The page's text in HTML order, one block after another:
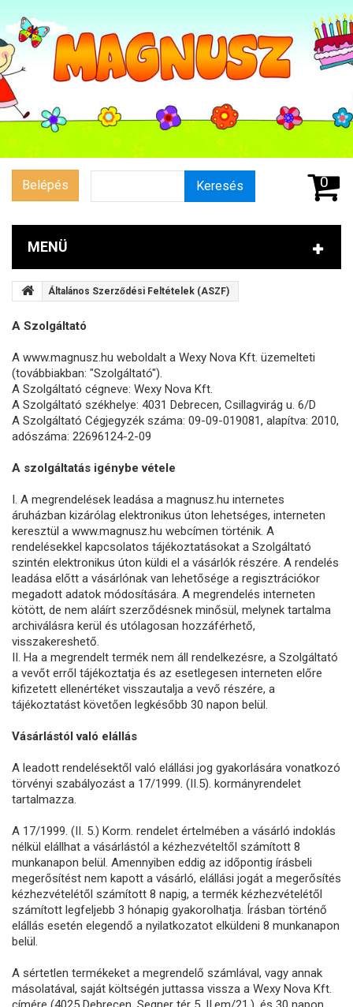
Belépés Keresés 0
MENÜ
Általános Szerződési Feltételek (ASZF)
A Szolgáltató
A www.magnusz.hu weboldalt a Wexy Nova Kft. üzemelteti
(továbbiakban: "Szolgáltató").
A Szolgáltató cégneve: Wexy Nova Kft.
A Szolgáltató székhelye: 4031 Debrecen, Csillagvirág u. 6/D
A Szolgáltató Cégjegyzék száma: 09-09-019081, alapítva: 2010,
adószáma: 22696124-2-09
A szolgáltatás igénybe vétele
I. A megrendelések leadása a magnusz.hu internetes
áruházban kizárólag elektronikus úton lehetséges, interneten
keresztül a www.magnusz.hu webcímen történik. A
rendelésekkel kapcsolatos tájékoztatásokat a Szolgáltató
szintén elektronikus úton küldi el a vásárlók részére. A rendelés
leadása előtt a vásárlónak van lehetősége a regisztrációkor
megadott adatok módosítására. A megrendelés interneten
kötött, de nem aláírt szerződésnek minősül, melynek tartalma
archiválásra kerül és utólagosan hozzáférhető,
visszakereshető.
II. Ha a megrendelt termék nem áll rendelkezésre, a Szolgáltató
a vevőt erről tájékoztatja és az esetlegesen interneten előre
kifizetett ellenértéket visszautalja a vevő részére, a
tájékoztatást követően legkésőbb 30 napon belül.
Vásárlástól való elállás
A leadott rendelésektől való elállási jog gyakorlására vonatkozó
törvényi szabályozást a 17/1999. (II.5). kormányrendelet
tartalmazza.
A 17/1999. (II. 5.) Korm. rendelet értelmében a vásárló indoklás
nélkül elállhat a vásárlástól a kézhezvételtől számított 8
munkanapon belül. Amennyiben eddig az időpontig írásbeli
megerősítést nem kapott a vásárló, elállási jogát a megerősítés
kézhezvételétől számított 8 napig, a termék kézhezvételétől
számított legfeljebb 3 hónapig gyakorolhatja. Írásban történő
elállás esetén elegendő a nyilatkozatot elküldeni 8 munkanapon
belül.
A sértetlen termékeket a megrendelő számlával, vagy annak
másolatával, saját költségén juttassa vissza a Wexy Nova Kft.